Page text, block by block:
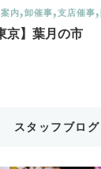
内 卸催事 支店催事
京】葉月の市
スタッフブログ